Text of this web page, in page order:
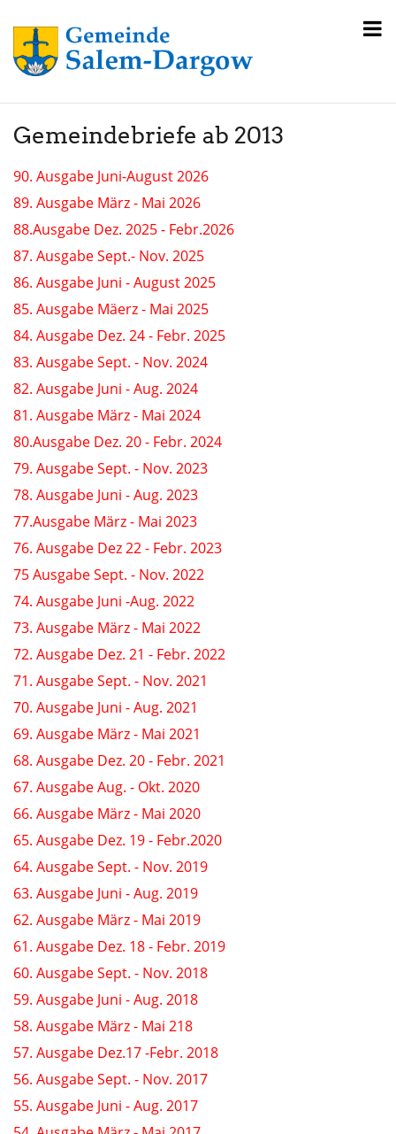
Gemeindebriefe ab 2013
90. Ausgabe Juni-August 2026
89. Ausgabe März - Mai 2026
88.Ausgabe Dez. 2025 - Febr.2026
87. Ausgabe Sept.- Nov. 2025
86. Ausgabe Juni - August 2025
85. Ausgabe Mäerz - Mai 2025
84. Ausgabe Dez. 24 - Febr. 2025
83. Ausgabe Sept. - Nov. 2024
82. Ausgabe Juni - Aug. 2024
81. Ausgabe März - Mai 2024
80.Ausgabe Dez. 20 - Febr. 2024
79. Ausgabe Sept. - Nov. 2023
78. Ausgabe Juni - Aug. 2023
77.Ausgabe März - Mai 2023
76. Ausgabe Dez 22 - Febr. 2023
75 Ausgabe Sept. - Nov. 2022
74. Ausgabe Juni -Aug. 2022
73. Ausgabe März - Mai 2022
72. Ausgabe Dez. 21 - Febr. 2022
71. Ausgabe Sept. - Nov. 2021
70. Ausgabe Juni - Aug. 2021
69. Ausgabe März - Mai 2021
68. Ausgabe Dez. 20 - Febr. 2021
67. Ausgabe Aug. - Okt. 2020
66. Ausgabe März - Mai 2020
65. Ausgabe Dez. 19 - Febr.2020
64. Ausgabe Sept. - Nov. 2019
63. Ausgabe Juni - Aug. 2019
62. Ausgabe März - Mai 2019
61. Ausgabe Dez. 18 - Febr. 2019
60. Ausgabe Sept. - Nov. 2018
59. Ausgabe Juni - Aug. 2018
58. Ausgabe März - Mai 218
57. Ausgabe Dez.17 -Febr. 2018
56. Ausgabe Sept. - Nov. 2017
55. Ausgabe Juni - Aug. 2017